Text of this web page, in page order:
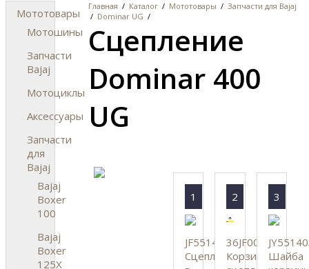
Мототовары
Мотошины
Запчасти
Bajaj
Мотоциклы
Аксессуары
Запчасти
для
Bajaj
Bajaj
Boxer
100
Bajaj
Boxer
125X
Главная / Каталог / Мототовары / Запчасти для Bajaj
/ Dominar UG /
Сцепление
Dominar 400
UG
1
JF551419
Сцепление
2
36JF0054
Корзина
3
Шайба